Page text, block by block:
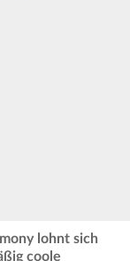
lohnt sich
coole